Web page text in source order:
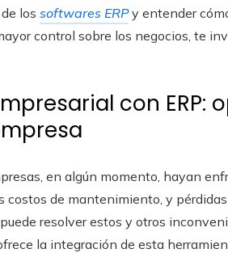
los softwares ERPy entender
control sobre los negocios, te
con ERP:
en algún momento, hayan
costos de mantenimiento, y
resolver estos y otros
la integración de esta